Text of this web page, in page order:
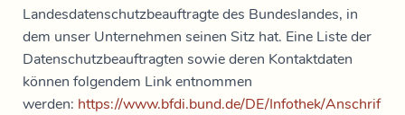
Landesdatenschutzbeauftragte des Bundeslandes, in
dem unser Unternehmen seinen Sitz hat. Eine Liste der
Datenschutzbeauftragten sowie deren Kontaktdaten
können folgendem Link entnommen
werden: https://www.bfdi.bund.de/DE/Infothek/Anschrif